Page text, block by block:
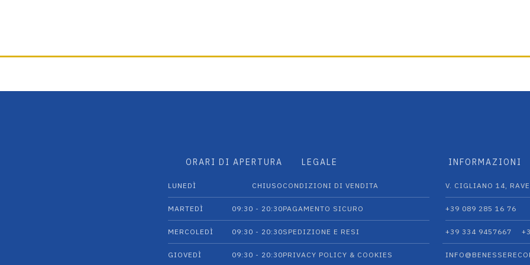
prodotto
ORARI DI APERTURA
LUNEDÌ CHIUSO
MARTEDÌ 09:30 - 20:30
MERCOLEDÌ 09:30 - 20:30
GIOVEDÌ 09:30 - 20:30
LEGALE
CONDIZIONI DI VENDITA
PAGAMENTO SICURO
SPEDIZIONE E RESI
PRIVACY POLICY & COOKIES
INFORMAZIONI
V. CIGLIANO 14,
+39 089 285 16 76
+39 334 9457667‬